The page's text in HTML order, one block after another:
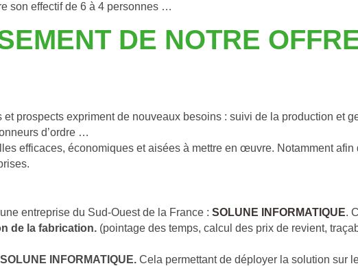
son effectif de 6 à 4 personnes …
DE NOTRE
prospects expriment de nouveaux besoins : suivi de la production et
d’ordre …
efficaces, économiques et aisées à mettre en œuvre. Notamment afin
entreprise du Sud-Ouest de la France : SOLUNE INFORMATIQUE.
de la fabrication. (pointage des temps, calcul des prix de revient,
SOLUNE INFORMATIQUE. Cela permettant de déployer la solution sur